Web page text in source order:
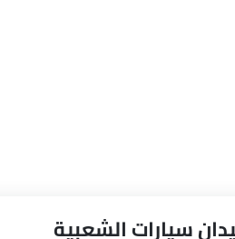
سيارات الشعبية